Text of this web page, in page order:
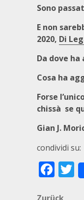
Sono
E non
2020, Di
Da dove
Cosa ha
Forse
chissà se
Gian J.
condividi su: